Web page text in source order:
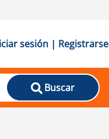
sesión | Registrarse
Buscar